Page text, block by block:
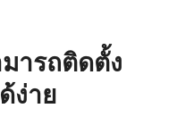
ารถติดตั้ง
ง่าย